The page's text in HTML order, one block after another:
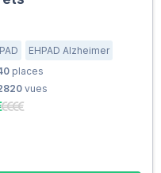
EHPAD Alzheimer
places
vues